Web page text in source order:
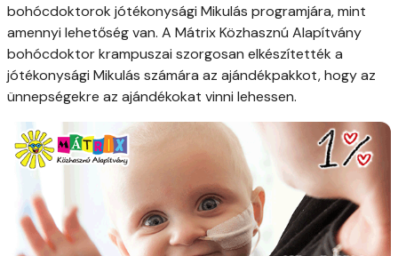
bohócdoktorok jótékonysági Mikulás programjára, mint
amennyi lehetőség van. A Mátrix Közhasznú Alapítvány
bohócdoktor krampuszai szorgosan elkészítették a
jótékonysági Mikulás számára az ajándékpakkot, hogy az
ünnepségekre az ajándékokat vinni lehessen.